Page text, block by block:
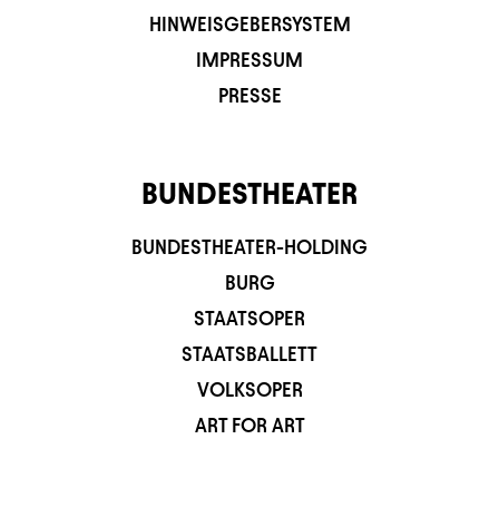
HINWEISGEBERSYSTEM
IMPRESSUM
PRESSE
BUNDESTHEATER
BUNDESTHEATER-HOLDING
BURG
STAATSOPER
STAATSBALLETT
VOLKSOPER
ART FOR ART